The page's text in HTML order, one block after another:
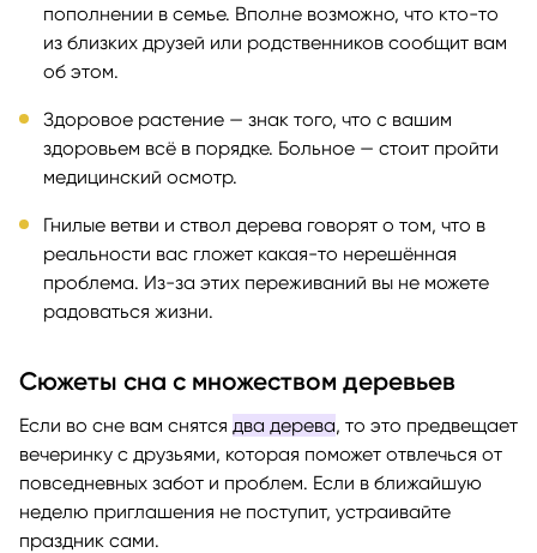
пополнении в семье. Вполне возможно, что кто-то
из близких друзей или родственников сообщит вам
об этом.
Здоровое растение — знак того, что с вашим
здоровьем всё в порядке. Больное — стоит пройти
медицинский осмотр.
Гнилые ветви и ствол дерева говорят о том, что в
реальности вас гложет какая-то нерешённая
проблема. Из-за этих переживаний вы не можете
радоваться жизни.
Сюжеты сна с множеством деревьев
Если во сне вам снятся два дерева, то это предвещает
вечеринку с друзьями, которая поможет отвлечься от
повседневных забот и проблем. Если в ближайшую
неделю приглашения не поступит, устраивайте
праздник сами.